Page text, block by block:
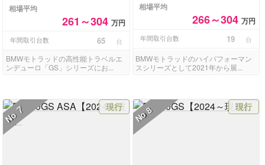
相場平均
261～304万円
年間取引台数 65 台
BMWモトラッドの高性能トラベルエ
ンデューロ「GS」シリーズにお...
相場平均
266～304 万円
年間取引台数 19 台
BMWモトラッドのハイパフォーマン
スシリーズとして2021年から展...
No
7 現行
No8 現行